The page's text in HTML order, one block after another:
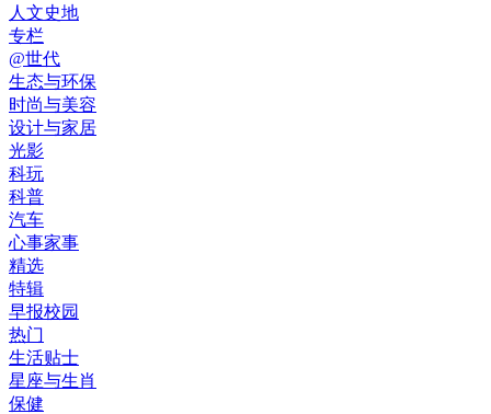
人文史地
专栏
@世代
生态与环保
时尚与美容
设计与家居
光影
科玩
科普
汽车
心事家事
精选
特辑
早报校园
热门
生活贴士
星座与生肖
保健